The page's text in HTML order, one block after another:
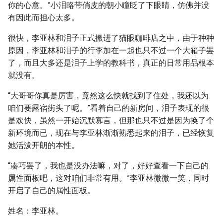
你的心意。”小泪略带俏皮的朝小瞳眨了下眼睛，仿佛并没
有因此而担心太多。
很快，李亚林和泪子正式搬进了猫眼咖啡店之中，由于种种
原因，李亚林和泪子的行李加在一起也只不过一个大箱子罢
了，而且大多还是泪子上学的教科书，真正的日常用品根本
就没有。
“大哥哥你真是厉害，竟然这么快就找到了住处，我还以为
咱们要露宿街头了呢。”看着自己的新房间，泪子表现的很
是欢快，虽然一开始沉默寡言，但那也只不过是因为换了个
新环境而已，现在与李亚林渐渐熟悉起来的泪子，已经恢复
她活泼开朗的本性。
“凑巧罢了，我也是没办法嘛，对了，好好查看一下自己的
属性面板吧，这对咱们非常有用。”李亚林微微一笑，同时
开启了自己的属性面板。
姓名：李亚林。